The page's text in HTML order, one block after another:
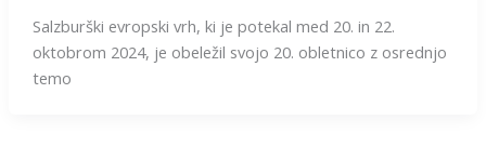
Salzburški evropski vrh, ki je potekal med 20. in 22.
oktobrom 2024, je obeležil svojo 20. obletnico z osrednjo
temo